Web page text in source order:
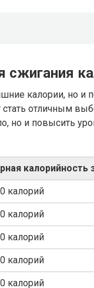
калории, но и
отличным
но и повысить
калорийность
калорий
калорий
калорий
калорий
калорий